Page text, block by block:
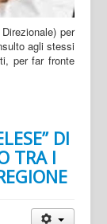
per
agli stessi
per far fronte
DI
TRA I